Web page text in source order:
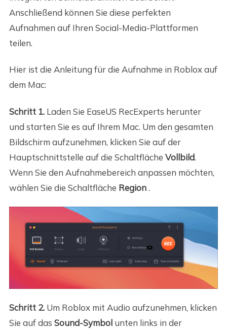
Anschließend können Sie diese perfekten
Aufnahmen auf Ihren Social-Media-Plattformen
teilen.
Hier ist die Anleitung für die Aufnahme in Roblox auf
dem Mac:
Schritt 1. Laden Sie EaseUS RecExperts herunter
und starten Sie es auf Ihrem Mac. Um den gesamten
Bildschirm aufzunehmen, klicken Sie auf der
Hauptschnittstelle auf die Schaltfläche Vollbild.
Wenn Sie den Aufnahmebereich anpassen möchten,
wählen Sie die Schaltfläche Region.
Schritt 2.Um Roblox mit Audio aufzunehmen, klicken
Sie auf das Sound-Symbol unten links in der